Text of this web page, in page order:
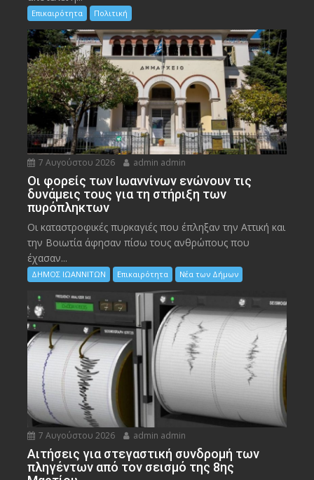
Επικαιρότητα Πολιτική
7 Αυγούστου 2026 admin admin
Οι φορείς των Ιωαννίνων ενώνουν τις
δυνάμεις τους για τη στήριξη των
πυρόπληκτων
Οι καταστροφικές πυρκαγιές που έπληξαν την Αττική και
την Bοιωτία άφησαν πίσω τους ανθρώπους που
έχασαν...
ΔΗΜΟΣ ΙΩΑΝΝΙΤΩΝ Επικαιρότητα Νέα των Δήμων
7 Αυγούστου 2026 admin admin
Αιτήσεις για στεγαστική συνδρομή των
πληγέντων από τον σεισμό της 8ης